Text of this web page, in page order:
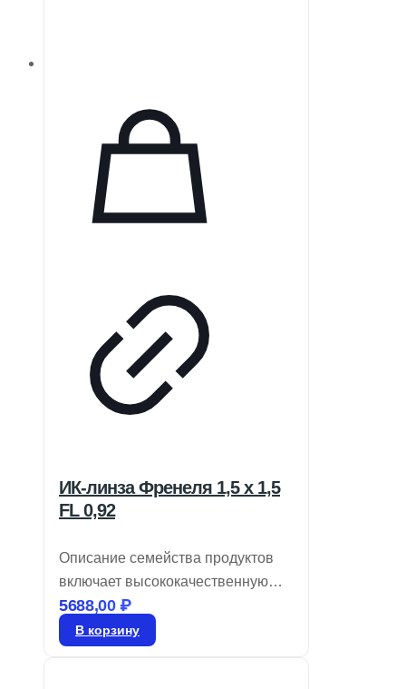
ИК-линза Френеля 1,5 x 1,5
FL 0,92
Описание семейства продуктов
включает высококачественную
оптику для инфракрасных
детекторов, обеспечивающую
5688,00₽
В корзину